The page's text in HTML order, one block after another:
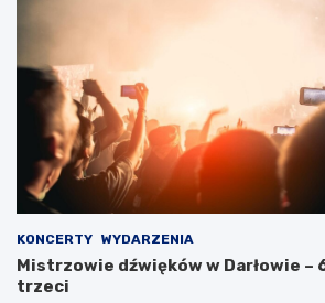
KONCERTY WYDARZENIA
Mistrzowie dźwięków w Darłowie –
trzeci